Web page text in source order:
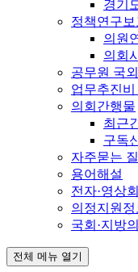
경기
정책연구보
의원
의회
공무원 국
업무추진비
의회간행물
최근
구독
자주묻는
용어해설
전자·영상
의정지원정
국회·지방
전체 메뉴 열기